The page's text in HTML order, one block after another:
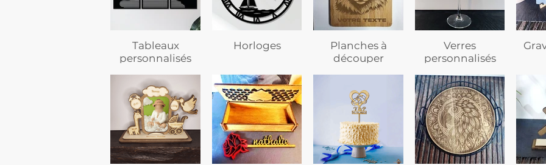
Tableaux
personnalisés
Horloges
Planches à
découper
Verres
personnalisés